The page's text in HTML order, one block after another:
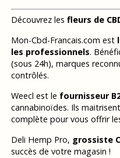
Découvrez les fleurs de
Mon-Cbd-Francais.com est
les professionnels.
(sous 24h), marques
contrôlés.
Weecl est le fournisseur
cannabinoïdes. Ils
complète pour vous offrir
Deli Hemp Pro, grossiste
succès de votre magasin !